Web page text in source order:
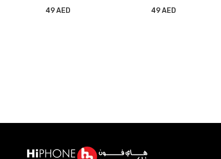
49 AED
49 AED